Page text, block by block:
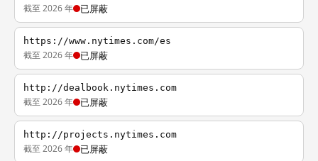
截至 2026 年 已屏蔽
https://www.nytimes.com/es
截至 2026 年 已屏蔽
http://dealbook.nytimes.com
截至 2026 年 已屏蔽
http://projects.nytimes.com
截至 2026 年 已屏蔽